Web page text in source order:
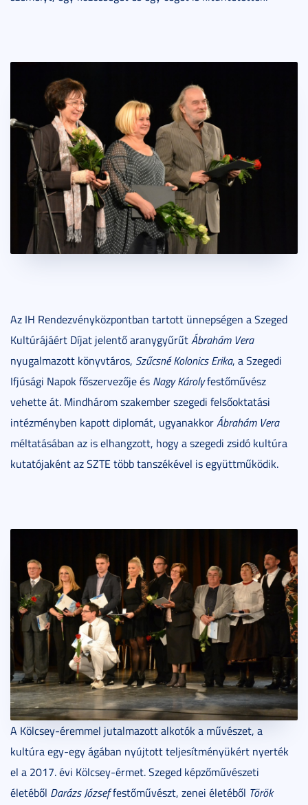
Az IH Rendezvényközpontban tartott ünnepségen a Szeged
Kultúrájáért Díjat jelentő aranygyűrűtÁbrahám Vera
nyugalmazott könyvtáros, Szűcsné Kolonics Erika, a Szegedi
Ifjúsági Napok főszervezője és Nagy Károlyfestőművész
vehette át. Mindhárom szakember szegedi felsőoktatási
intézményben kapott diplomát, ugyanakkorÁbrahám Vera
méltatásában az is elhangzott, hogy a szegedi zsidó kultúra
kutatójaként az SZTE több tanszékével is együttműködik.
A Kölcsey-éremmel jutalmazott alkotók a művészet, a
kultúra egy-egy ágában nyújtott teljesítményükért nyerték
el a 2017. évi Kölcsey-érmet. Szeged képzőművészeti
életéből Darázs Józseffestőművészt, zenei életéből Török